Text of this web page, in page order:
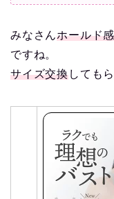
みなさんホールド
ですね。
サイズ交換しても